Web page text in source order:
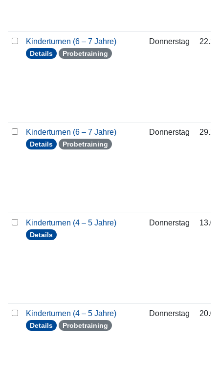
Kinderturnen (6 – 7 Jahre)
Details Probetraining
Donnerstag
Kinderturnen (6 – 7 Jahre)
Details Probetraining
Donnerstag
Kinderturnen (4 – 5 Jahre)
Details
Donnerstag
Kinderturnen (4 – 5 Jahre)
Details Probetraining
Donnerstag